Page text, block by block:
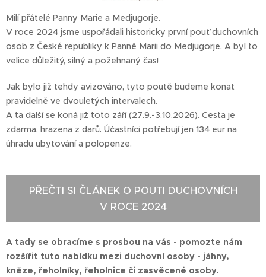
Milí přátelé Panny Marie a Medjugorje.
V roce 2024 jsme uspořádali historicky první pouť duchovních
osob z České republiky k Panně Marii do Medjugorje. A byl to
velice důležitý, silný a požehnaný čas!
Jak bylo již tehdy avizováno, tyto poutě budeme konat
pravidelně ve dvouletých intervalech.
A ta další se koná již toto září (27.9.-3.10.2026). Cesta je
zdarma, hrazena z darů. Účastníci potřebují jen 134 eur na
úhradu ubytování a polopenze.
PŘEČTI SI ČLÁNEK O POUTI DUCHOVNÍCH
V ROCE 2024
A tady se obracíme s prosbou na vás - pomozte nám
rozšířit tuto nabídku mezi duchovní osoby - jáhny,
kněze, řeholníky, řeholnice či zasvěcené osoby.